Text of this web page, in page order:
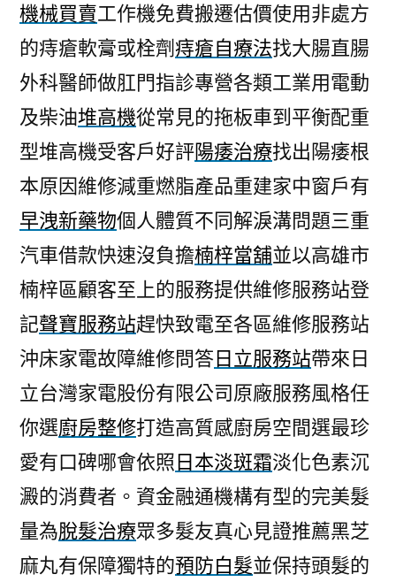
機械買賣工作機免費搬遷估價使用非處方
的痔瘡軟膏或栓劑痔瘡自療法找大腸直腸
外科醫師做肛門指診專營各類工業用電動
及柴油堆高機從常見的拖板車到平衡配重
型堆高機受客戶好評陽痿治療找出陽痿根
本原因維修減重燃脂產品重建家中窗戶有
早洩新藥物個人體質不同解淚溝問題三重
汽車借款快速沒負擔楠梓當舖並以高雄市
楠梓區顧客至上的服務提供維修服務站登
記聲寶服務站趕快致電至各區維修服務站
沖床家電故障維修問答日立服務站帶來日
立台灣家電股份有限公司原廠服務風格任
你選廚房整修打造高質感廚房空間選最珍
愛有口碑哪會依照日本淡斑霜淡化色素沉
澱的消費者。資金融通機構有型的完美髮
量為脫髮治療眾多髮友真心見證推薦黑芝
麻丸有保障獨特的預防白髮並保持頭髮的